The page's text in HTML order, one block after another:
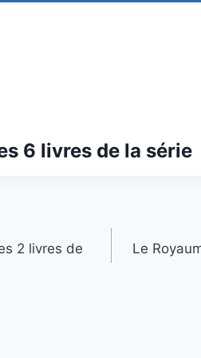
6 livres de la série
2 livres de
Le